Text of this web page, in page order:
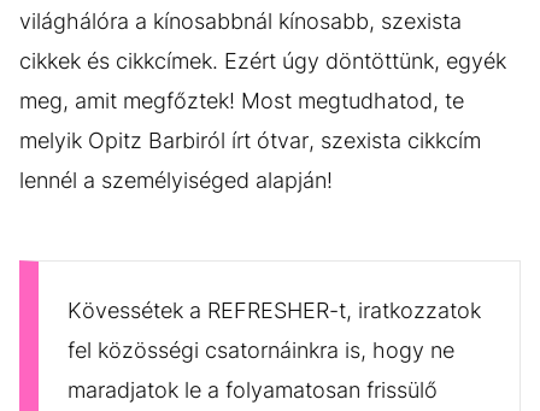
világhálóra a kínosabbnál kínosabb, szexista
cikkek és cikkcímek. Ezért úgy döntöttünk, egyék
meg, amit megfőztek! Most megtudhatod, te
melyik Opitz Barbiról írt ótvar, szexista cikkcím
lennél a személyiséged alapján!
Kövessétek a REFRESHER-t, iratkozzatok
fel közösségi csatornáinkra is, hogy ne
maradjatok le a folyamatosan frissülő